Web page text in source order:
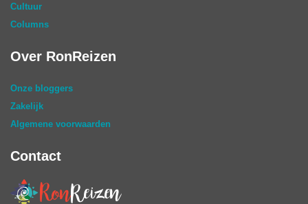
Cultuur
Columns
Over RonReizen
Onze bloggers
Zakelijk
Algemene voorwaarden
Contact